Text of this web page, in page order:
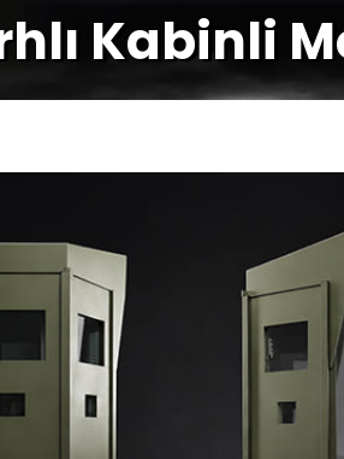
Kabinli